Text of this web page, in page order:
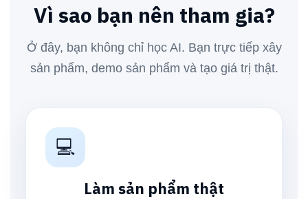
Vì sao bạn nên tham gia?
Ở đây, bạn không chỉ học AI. Bạn trực tiếp xây
sản phẩm, demo sản phẩm và tạo giá trị thật.
💻
Làm sản phẩm thật